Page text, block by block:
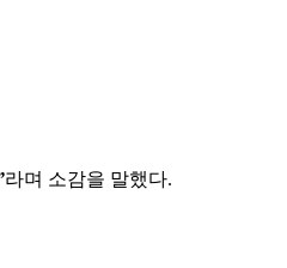
라며 소감을 말했다.